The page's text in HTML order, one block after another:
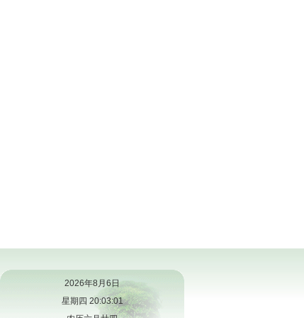
2026年8月6日
星期四 20:03:02